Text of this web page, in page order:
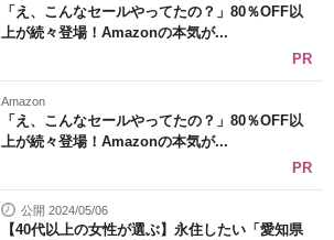
「え、こんなセールやってたの？」80％OFF以
上が続々登場！Amazonの本気が...
PR
Amazon
「え、こんなセールやってたの？」80％OFF以
上が続々登場！Amazonの本気が...
PR
公開 2024/05/06
【40代以上の女性が選ぶ】永住したい「愛知県